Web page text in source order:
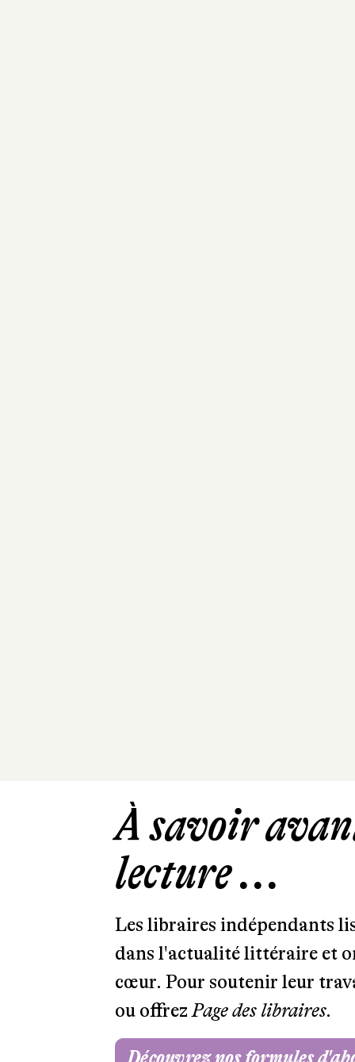
À savoir
lecture ...
Les libraires indépendants
dans l'actualité littéraire et
cœur. Pour soutenir leur
ou offrezPage des libraires.